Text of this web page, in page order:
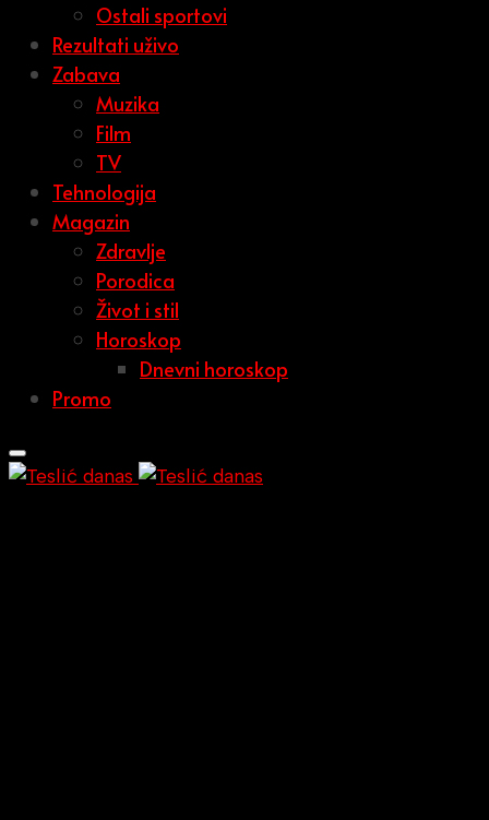
Ostali sportovi
Rezultati uživo
Zabava
Muzika
Film
TV
Tehnologija
Magazin
Zdravlje
Porodica
Život i stil
Horoskop
Dnevni horoskop
Promo